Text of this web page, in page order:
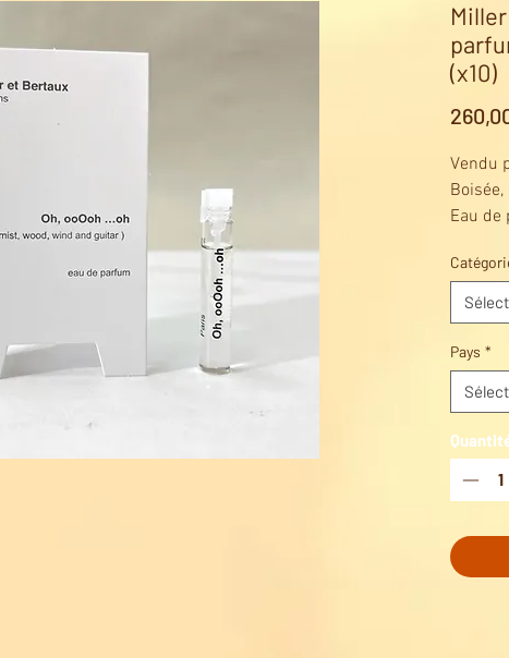
(x10)
Vendu
Boisée,
Eau
sont
étui en
ruban
de bois.
Pays *